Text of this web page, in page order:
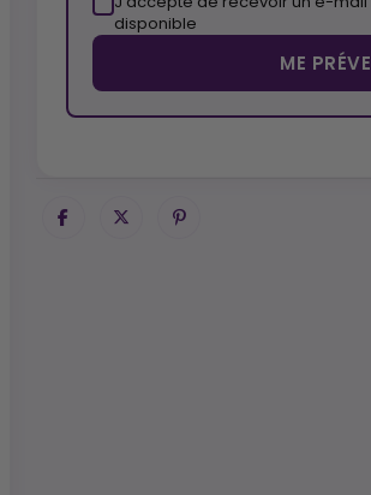
disponible
ME